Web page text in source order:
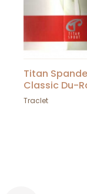
Titan
Classic Du-
Traclet